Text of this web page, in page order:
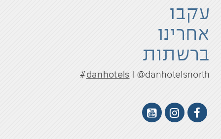
עקבו
אחרינו
ברשתות
danhotels | @danhotelsnorth#